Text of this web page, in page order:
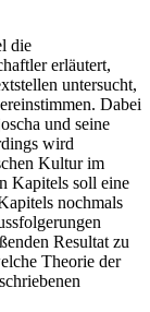
die
erläutert,
untersucht,
Dabei
und seine
wird
Kultur im
Kapitels soll eine
nochmals
Resultat zu
Theorie der